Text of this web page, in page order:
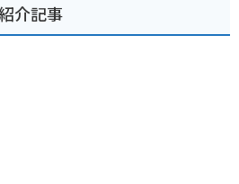
山崎や鵜ノ巣断崖などの景勝地が多く点在する
な村です。道の駅 たのはたを拠点に、周辺の観
トを巡ってみるのもおすすめです。
介記事